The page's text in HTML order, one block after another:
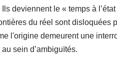
Ils deviennent le « temps à
du réel sont disloquées
l'origine demeurent une
sein d’ambiguïtés.